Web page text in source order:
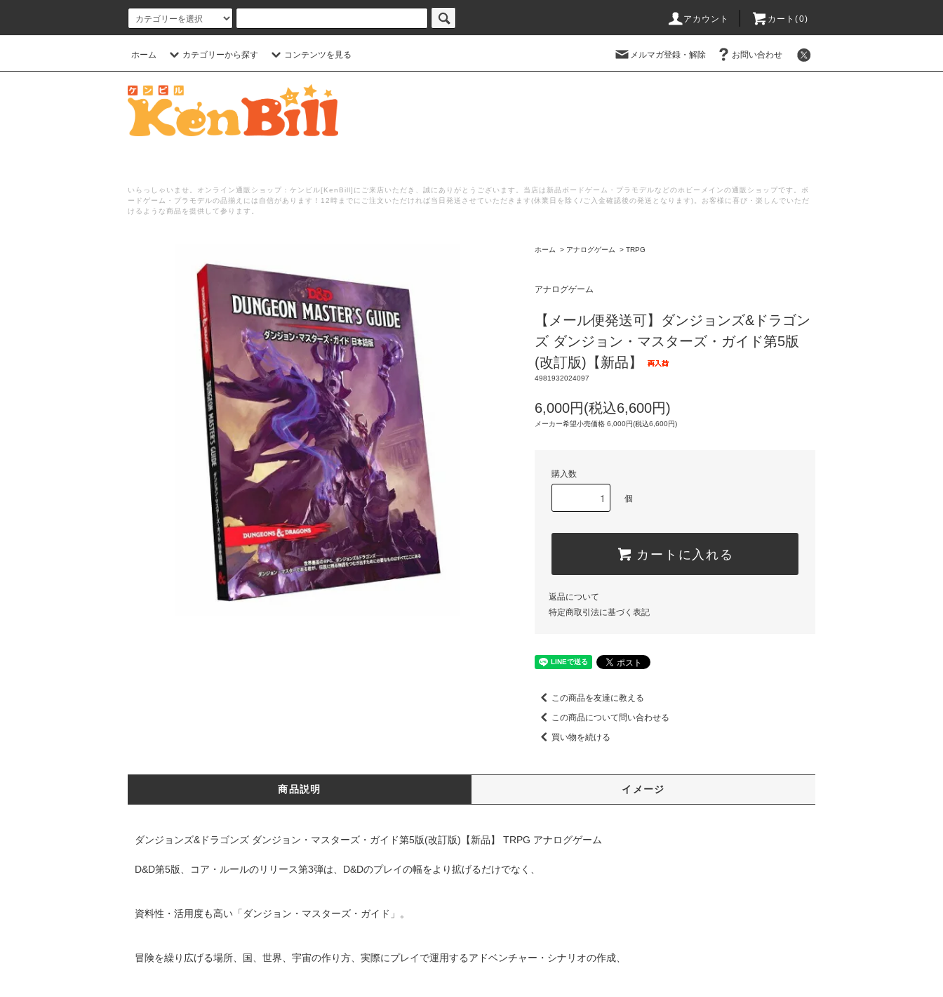
アカウント カート(0)
ホーム カテゴリーから探す コンテンツを見る メルマガ登録・解除 お問い合わせ
いらっしゃいませ。オンライン通販ショップ：ケンビル[KenBill]にご来店いただき、誠にありがとうございます。当店は新品ボードゲーム・プラモデルなどのホビーメインの通販ショップです。ボ
ードゲーム・プラモデルの品揃えには自信があります！12時までにご注文いただければ当日発送させていただきます(休業日を除く/ご入金確認後の発送となります)。お客様に喜び・楽しんでいただ
けるような商品を提供して参ります。
ホーム > アナログゲーム > TRPG
アナログゲーム
【メール便発送可】ダンジョンズ&ドラゴン
ズ ダンジョン・マスターズ・ガイド第5版
(改訂版)【新品】
4981932024097
6,000円(税込6,600円)
メーカー希望小売価格 6,000円(税込6,600円)
購入数
個
カートに入れる
返品について
特定商取引法に基づく表記
この商品を友達に教える
この商品について問い合わせる
買い物を続ける
商品説明 イメージ
ダンジョンズ&ドラゴンズ ダンジョン・マスターズ・ガイド第5版(改訂版)【新品】 TRPG アナログゲーム
D&D第5版、コア・ルールのリリース第3弾は、D&Dのプレイの幅をより拡げるだけでなく、
資料性・活用度も高い「ダンジョン・マスターズ・ガイド」。
冒険を繰り広げる場所、国、世界、宇宙の作り方、実際にプレイで運用するアドベンチャー・シナリオの作成、